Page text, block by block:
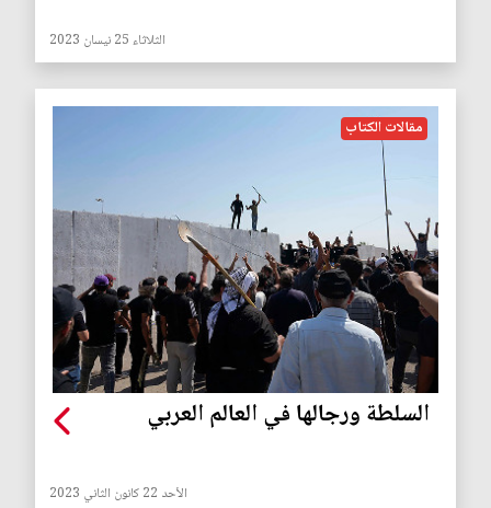
الثلاثاء 25 نيسان 2023
مقالات الكتاب
السلطة ورجالها في العالم العربي
الأحد 22 كانون الثاني 2023